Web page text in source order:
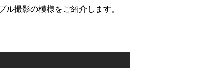
撮影の模様をご紹介します。